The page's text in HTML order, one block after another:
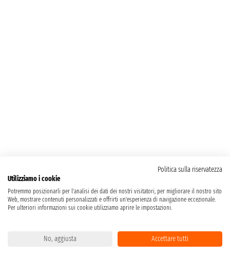
Politica sulla riservatezza
Utilizziamo i cookie
Potremmo posizionarli per l'analisi dei dati dei nostri visitatori, per migliorare il nostro sito
Web, mostrare contenuti personalizzati e offrirti un'esperienza di navigazione eccezionale.
Per ulteriori informazioni sui cookie utilizziamo aprire le impostazioni.
No, aggiusta Accettare tutti